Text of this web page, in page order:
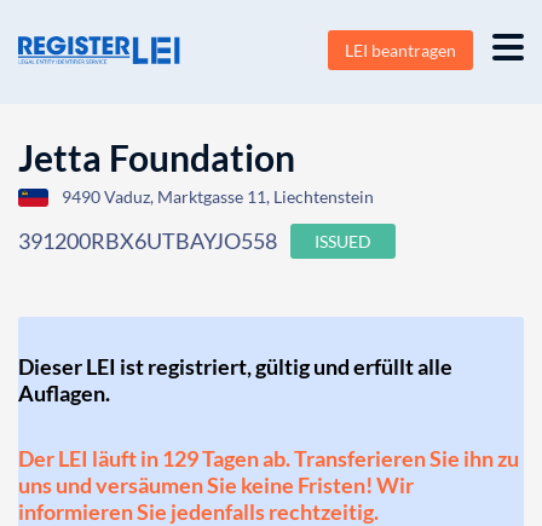
LEI beantragen
Jetta Foundation
9490 Vaduz, Marktgasse 11, Liechtenstein
391200RBX6UTBAYJO558 ISSUED
Dieser LEI ist registriert, gültig und erfüllt alle
Auflagen.
Der LEI läuft in 129 Tagen ab. Transferieren Sie ihn zu
uns und versäumen Sie keine Fristen! Wir
informieren Sie jedenfalls rechtzeitig.